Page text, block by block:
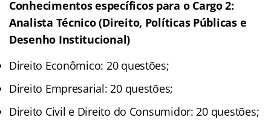
Conhecimentos específicos para o Cargo 2:
Analista Técnico (Direito, Políticas Públicas e
Desenho Institucional)
Direito Econômico: 20 questões;
Direito Empresarial: 20 questões;
Direito Civil e Direito do Consumidor: 20 questões;